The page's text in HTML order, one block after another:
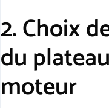
2. Choix
du
moteur